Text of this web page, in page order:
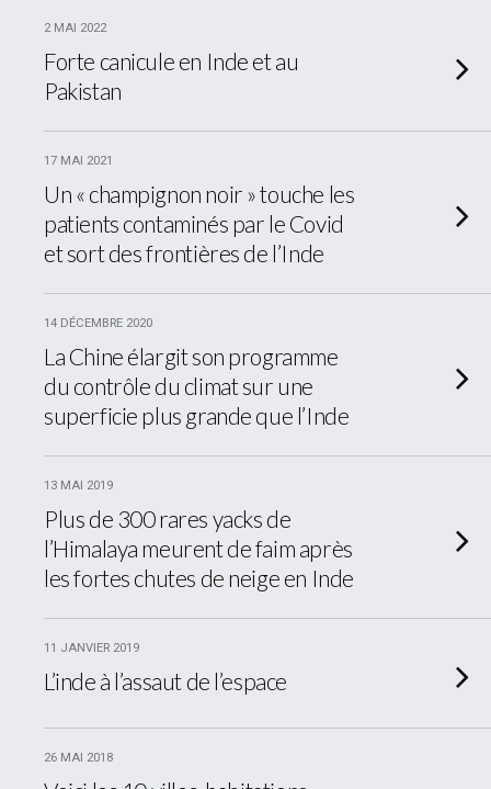
2 MAI 2022
Forte canicule en Inde et au
Pakistan
17 MAI 2021
Un « champignon noir » touche les
patients contaminés par le Covid
et sort des frontières de l’Inde
14 DÉCEMBRE 2020
La Chine élargit son programme
du contrôle du climat sur une
superficie plus grande que l’Inde
13 MAI 2019
Plus de 300 rares yacks de
l’Himalaya meurent de faim après
les fortes chutes de neige en Inde
11 JANVIER 2019
L’inde à l’assaut de l’espace
26 MAI 2018